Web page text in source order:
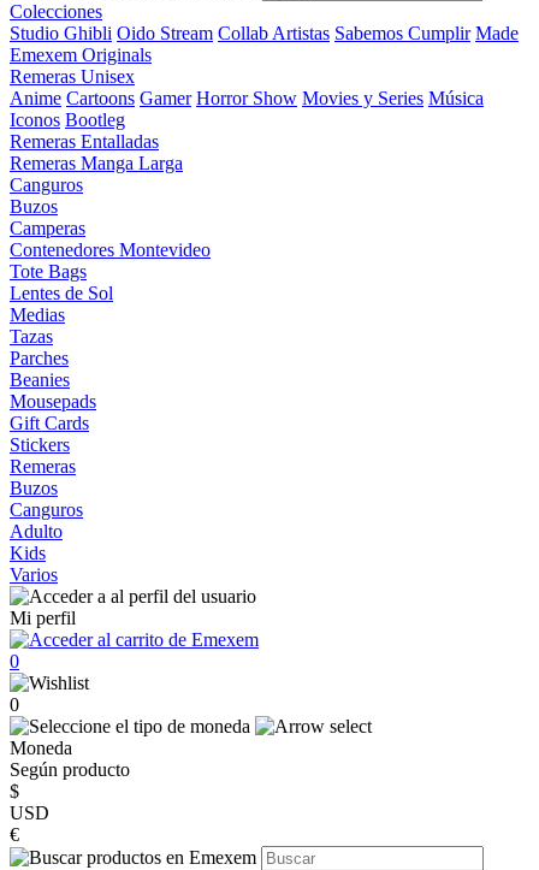
Colecciones
Studio Ghibli Oido Stream Collab Artistas Sabemos Cumplir Made
Emexem Originals
Remeras Unisex
Anime Cartoons Gamer Horror Show Movies y Series Música
Iconos Bootleg
Remeras Entalladas
Remeras Manga Larga
Canguros
Buzos
Camperas
Contenedores Montevideo
Tote Bags
Lentes de Sol
Medias
Tazas
Parches
Beanies
Mousepads
Gift Cards
Stickers
Remeras
Buzos
Canguros
Adulto
Kids
Varios
Mi perfil
0
0
Moneda
Según producto
$
USD
€